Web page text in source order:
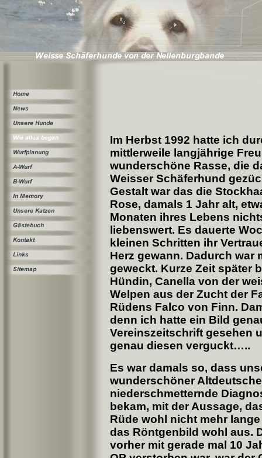
Im Herbst 1992 hatte ich
mittlerweile langjährige
wunderschöne Rasse, die
Weisser Schäferhund
Gestalt war das die
Rose, damals 1 Jahr alt,
Monaten ihres Lebens
liebenswert. Es dauerte
kleinen Schritten ihr
Herz gewann. Dadurch war
geweckt. Kurze Zeit später
Hündin, Canella von der
Welpen aus der Zucht der
Rüdens Falco von Finn.
denn ich hatte ein Bild
Vereinszeitschrift gesehen
genau diesen verguckt…..
Es war damals so, dass
wunderschöner
niederschmetternde
bekam, mit der Aussage,
Rüde wohl nicht mehr
das Röntgenbild wohl aus.
vorher mit gerade mal 10